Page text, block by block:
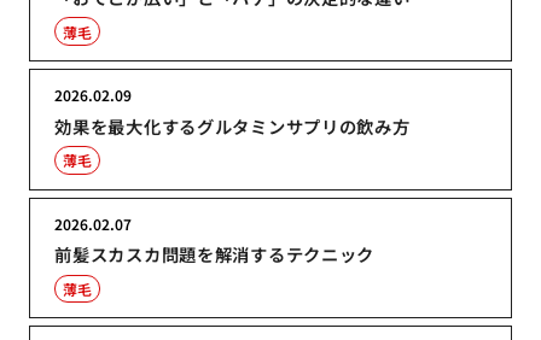
薄毛
効果を最大化するグルタミンサプリの飲み方
2026.02.09
薄毛
前髪スカスカ問題を解消するテクニック
2026.02.07
薄毛